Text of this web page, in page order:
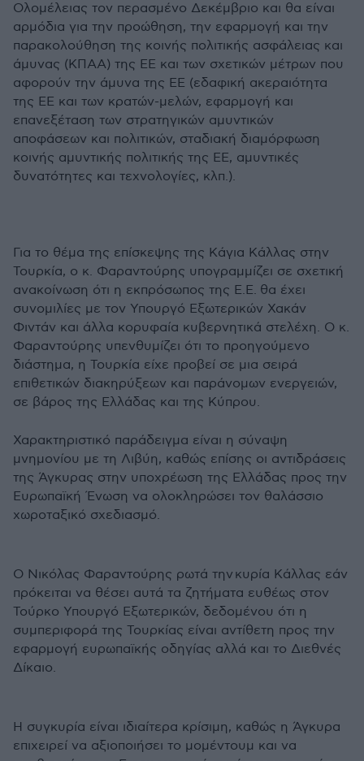
Ολομέλειας τον περασμένο Δεκέμβριο και θα είναι
αρμόδια για την προώθηση, την εφαρμογή και την
παρακολούθηση της κοινής πολιτικής ασφάλειας και
άμυνας (ΚΠΑΑ) της ΕΕ και των σχετικών μέτρων που
αφορούν την άμυνα της ΕΕ (εδαφική ακεραιότητα
της ΕΕ και των κρατών-μελών, εφαρμογή και
επανεξέταση των στρατηγικών αμυντικών
αποφάσεων και πολιτικών, σταδιακή διαμόρφωση
κοινής αμυντικής πολιτικής της ΕΕ, αμυντικές
δυνατότητες και τεχνολογίες, κλπ.).
Για το θέμα της επίσκεψης της Κάγια Κάλλας στην
Τουρκία, ο κ. Φαραντούρης υπογραμμίζει σε σχετική
ανακοίνωση ότι η εκπρόσωπος της Ε.Ε. θα έχει
συνομιλίες με τον Υπουργό Εξωτερικών Χακάν
Φιντάν και άλλα κορυφαία κυβερνητικά στελέχη. Ο κ.
Φαραντούρης υπενθυμίζει ότι το προηγούμενο
διάστημα, η Τουρκία είχε προβεί σε μια σειρά
επιθετικών διακηρύξεων και παράνομων ενεργειών,
σε βάρος της Ελλάδας και της Κύπρου.
Χαρακτηριστικό παράδειγμα είναι η σύναψη
μνημονίου με τη Λιβύη, καθώς επίσης οι αντιδράσεις
της Άγκυρας στην υποχρέωση της Ελλάδας προς την
Ευρωπαϊκή Ένωση να ολοκληρώσει τον θαλάσσιο
χωροταξικό σχεδιασμό.
Ο Νικόλας Φαραντούρης ρωτά την κυρία Κάλλας εάν
πρόκειται να θέσει αυτά τα ζητήματα ευθέως στον
Τούρκο Υπουργό Εξωτερικών, δεδομένου ότι η
συμπεριφορά της Τουρκίας είναι αντίθετη προς την
εφαρμογή ευρωπαϊκής οδηγίας αλλά και το Διεθνές
Δίκαιο.
Η συγκυρία είναι ιδιαίτερα κρίσιμη, καθώς η Άγκυρα
επιχειρεί να αξιοποιήσει το μομέντουμ και να